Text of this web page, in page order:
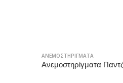
ΑΝΕΜΟΣΤΗΡΙΓΜΑΤΑ
Ανεμοστηρίγματα